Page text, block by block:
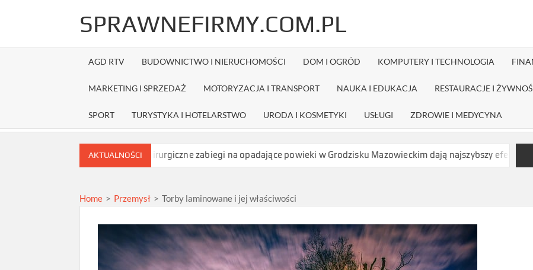
SPRAWNEFIRMY.COM.PL
AGD RTV BUDOWNICTWO I NIERUCHOMOŚCI DOM I OGRÓD KOMPUTERY I TECHNOLOGIA
MARKETING I SPRZEDAŻ MOTORYZACJA I TRANSPORT NAUKA I EDUKACJA RESTAURACJE I
SPORT TURYSTYKA I HOTELARSTWO URODA I KOSMETYKI USŁUGI ZDROWIE I MEDYCYNA
AKTUALNOŚCI
Jakie niechirurgiczne zabiegi na opadające powieki w Grodzisku Mazowieckim dają najszybszy efekt bez długiej
Home > Przemysł > Torby laminowane i jej właściwości